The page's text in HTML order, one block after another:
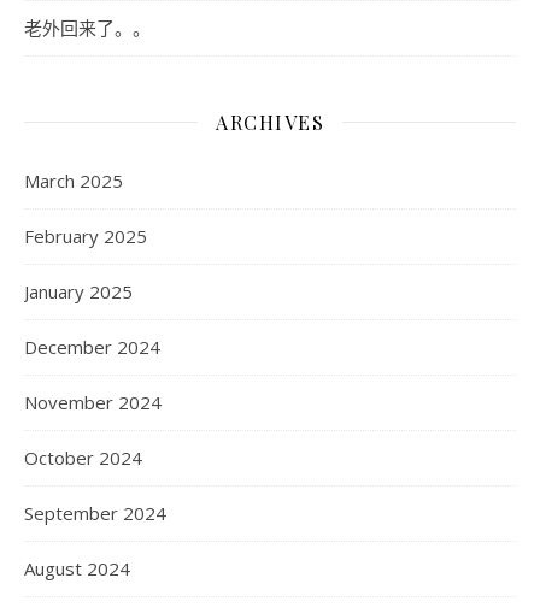
老外回来了。。
ARCHIVES
March 2025
February 2025
January 2025
December 2024
November 2024
October 2024
September 2024
August 2024